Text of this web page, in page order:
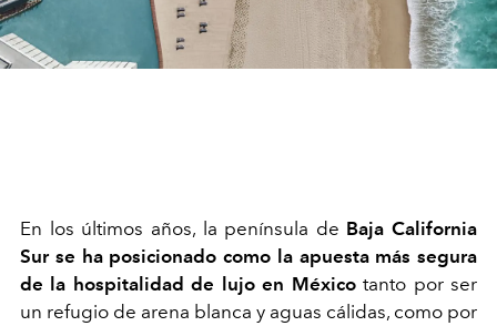
En los últimos años, la península de Baja California
Sur se ha posicionado como la apuesta más segura
de la hospitalidad de lujo en Méxicotanto por ser
un refugio de arena blanca y aguas cálidas, como por